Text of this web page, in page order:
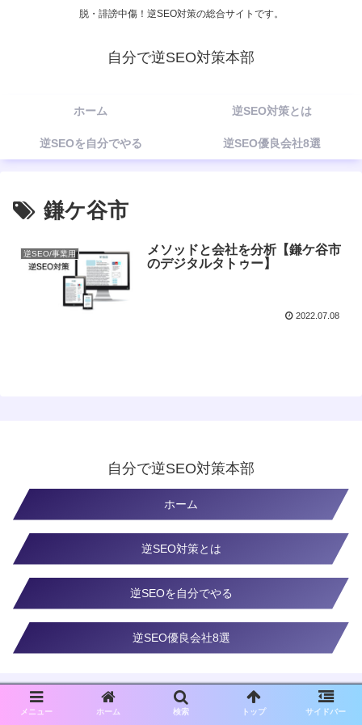
脱・誹謗中傷！逆SEO対策の総合サイトです。
自分で逆SEO対策本部
ホーム 逆SEO対策とは
逆SEOを自分でやる 逆SEO優良会社8選
鎌ケ谷市
逆SEO/事業用
メソッドと会社を分析【鎌ケ谷市
のデジタルタトゥー】
2022.07.08
自分で逆SEO対策本部
ホーム
逆SEO対策とは
逆SEOを自分でやる
逆SEO優良会社8選
メニュー ホーム 検索 トップ サイドバー